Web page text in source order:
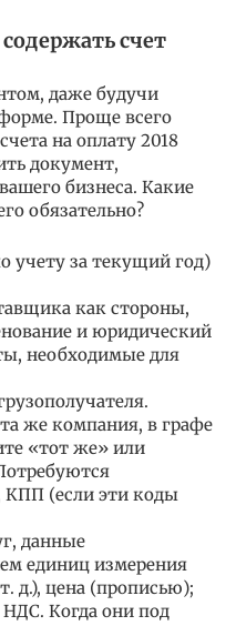
счет
даже будучи
Проще всего
на оплату 2018
документ,
бизнеса. Какие
обязательно?
учету за текущий год)
как стороны,
и юридический
необходимые для
же компания, в графе
«тот же» или
КПП (если эти коды
данные
единиц измерения
д.), цена (прописью);
НДС. Когда они под